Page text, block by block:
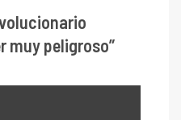
muy peligroso”